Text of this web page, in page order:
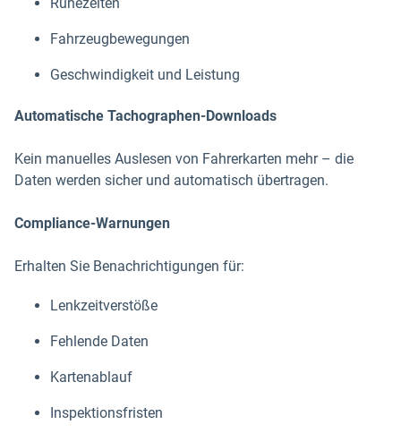
Ruhezeiten
Fahrzeugbewegungen
Geschwindigkeit und Leistung
Automatische Tachographen-Downloads
Kein manuelles Auslesen von Fahrerkarten mehr – die
Daten werden sicher und automatisch übertragen.
Compliance-Warnungen
Erhalten Sie Benachrichtigungen für:
Lenkzeitverstöße
Fehlende Daten
Kartenablauf
Inspektionsfristen